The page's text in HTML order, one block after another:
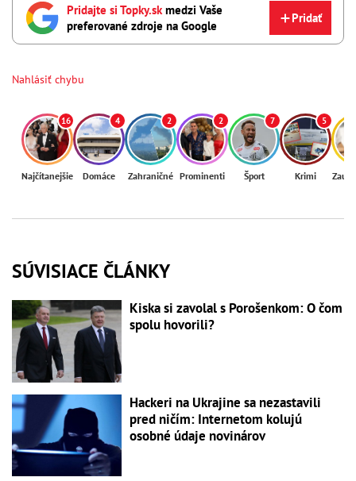
Pridajte si Topky.sk medzi Vaše
preferované zdroje na Google
Pridať
Nahlásiť chybu
16
Najčítanejšie
4
Domáce
2
Zahraničné
2
Prominenti
7
Šport
5
Krimi
SÚVISIACE ČLÁNKY
Kiska si zavolal s Porošenkom: O čom
spolu hovorili?
Hackeri na Ukrajine sa nezastavili
pred ničím: Internetom kolujú
osobné údaje novinárov